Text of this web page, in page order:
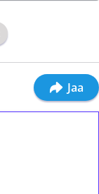
Jaa